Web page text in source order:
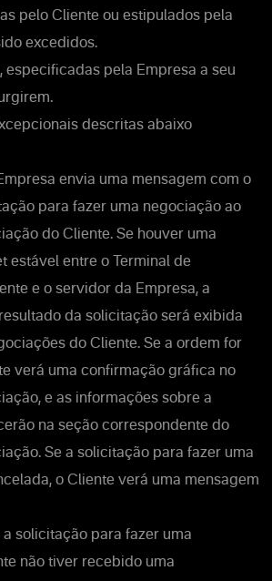
pelo Cliente ou estipulados pela
excedidos.
especificadas pela Empresa a seu
descritas abaixo
envia uma mensagem com o
para fazer uma negociação ao
do Cliente. Se houver uma
estável entre o Terminal de
e o servidor da Empresa, a
da solicitação será exibida
do Cliente. Se a ordem for
verá uma confirmação gráfica no
e as informações sobre a
na seção correspondente do
Se a solicitação para fazer uma
o Cliente verá uma mensagem
solicitação para fazer uma
não tiver recebido uma